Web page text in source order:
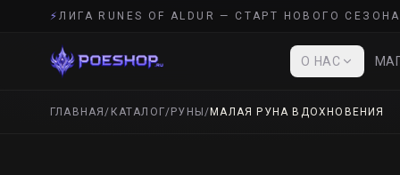
⚡ЛИГА RUNES OF ALDUR — СТАРТ НОВОГО
О НАС
ГЛАВНАЯ/ КАТАЛОГ/ РУНЫ/ МАЛАЯ РУНА ВДОХНОВЕНИЯ